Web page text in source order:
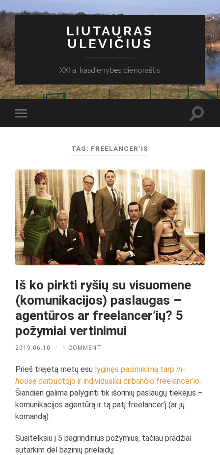
LIUTAURAS
ULEVIČIUS
XXI a. kasdienybės dienoraštis
Toggle
mobile
TAG: FREELANCER’IS
Iš ko pirkti ryšių su visuomene
(komunikacijos) paslaugas –
agentūros ar freelancer’ių? 5
požymiai vertinimui
2019.06.10 / 1 COMMENT
Prieš trejetą metų esu lyginęs pasirinkimą tarpin-
house darbuotojo ir individualiai dirbančio freelancer’io.
Šiandien galima palyginti tik išorinių paslaugų tiekėjus –
komunikacijos agentūrą ir tą patį freelancer’į (ar jų
komandą).
Susitelksiu į 5 pagrindinius požymius, tačiau pradžiai
sutarkim dėl bazinių prielaidų: